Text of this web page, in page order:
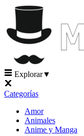
Explorar▼
Categorías
Amor
Animales
Anime y Manga